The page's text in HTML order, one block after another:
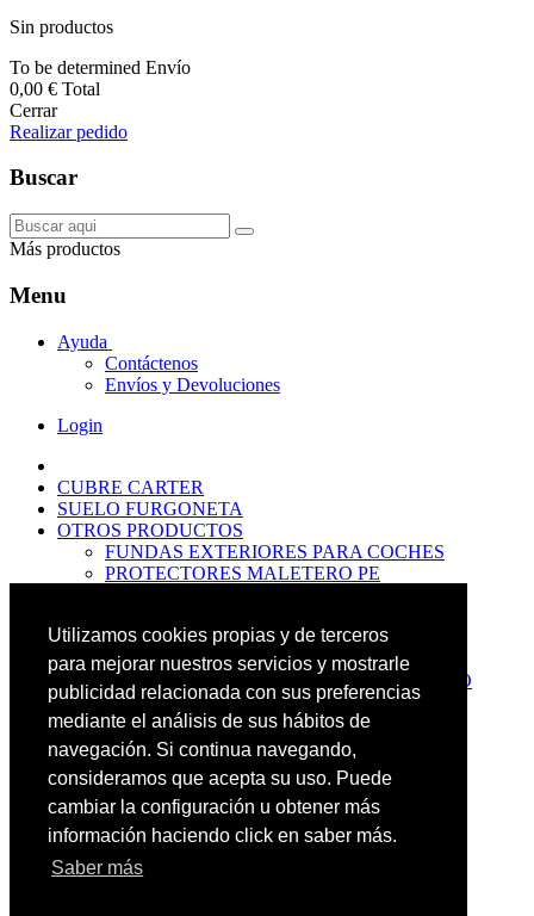
Utilizamos cookies propias y de terceros
para mejorar nuestros servicios y mostrarle
publicidad relacionada con sus preferencias
mediante el análisis de sus hábitos de
navegación. Si continua navegando,
consideramos que acepta su uso. Puede
cambiar la configuración u obtener más
información haciendo click en saber más.
Saber más
Sin productos
To be determined Envío
0,00 € Total
Cerrar
Realizar pedido
Buscar
Más productos
Menu
Ayuda
Contáctenos
Envíos y Devoluciones
Login
CUBRE CARTER
SUELO FURGONETA
OTROS PRODUCTOS
FUNDAS EXTERIORES PARA COCHES
PROTECTORES MALETERO PE
PREMIUM
PROTECTORES MALETERO PE
PROTECTORES DE MALETERO CAUCHO
BASIC
ALFOMBRILLAS GOMA PREMIUM
ALFOMBRILLAS GOMA BASIC
OFERTAS
NOVEDADES
CONTACTO